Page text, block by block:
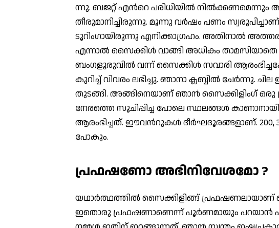
ന്നു. ബജറ്റ് എന്‍റെ പരിധിയില്‍ നില്‍ക്കണമെന്നും
തീരുമാനിച്ചിരുന്നു. മൂന്നു വര്‍ഷം പണം
ടൂറിംഗായിരുന്നു എനിക്കാഗ്രഹം. അതിനാല്‍
എന്നാല്‍ സൈക്കിള്‍ വാങ്ങി അധികം താമസിയാതെ
ബംഗളൂരുവില്‍ വന്ന് സൈക്കിള്‍ സവാരി
കുറിച്ച് വിവരം ലഭിച്ചു. ഞാനാ ക്ലബ്ബില്‍ ചേര്‍ന്നു.
തുടങ്ങി. അങ്ങിനെയാണ് ഞാന്‍ സൈക്കിളിംഗ് ഒരു
നേരത്തെ സൂചിപ്പിച്ച പോലെ സ്ഥലങ്ങള്‍
ആരംഭിച്ചത്. ഈവന്‍റുകള്‍ ദീര്‍ഘദൂരങ്ങളാണ്. 200,
പോകും.
പ്രഫഷണോ അഭിനിവേശമോ ?
യഥാര്‍ത്ഥത്തില്‍ സൈക്കിളിങ്ങ് പ്രഫഷണലായാണ്
ഇതൊരു പ്രഫഷണാണെന്ന് പൂര്‍ണമായും പറയാന്‍